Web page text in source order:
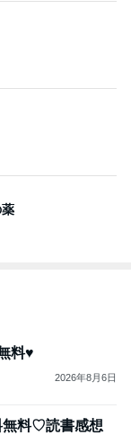
料♥️
2026年8月6日
無料♡読書感想